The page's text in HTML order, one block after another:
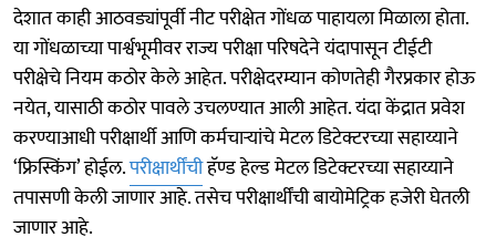
देशात काही आठवड्यांपूर्वी नीट परीक्षेत गोंधळ पाहायला मिळाला होता.
या गोंधळाच्या पार्श्वभूमीवर राज्य परीक्षा परिषदेने यंदापासून टीईटी
परीक्षेचे नियम कठोर केले आहेत. परीक्षेदरम्यान कोणतेही गैरप्रकार होऊ
नयेत, यासाठी कठोर पावले उचलण्यात आली आहेत. यंदा केंद्रात प्रवेश
करण्याआधी परीक्षार्थी आणि कर्मचाऱ्यांचे मेटल डिटेक्टरच्या सहाय्याने
‘फ्रिस्किंग’ होईल.परीक्षार्थींचीहॅण्ड हेल्ड मेटल डिटेक्टरच्या सहाय्याने
तपासणी केली जाणार आहे. तसेच परीक्षार्थींची बायोमेट्रिक हजेरी घेतली
जाणार आहे.